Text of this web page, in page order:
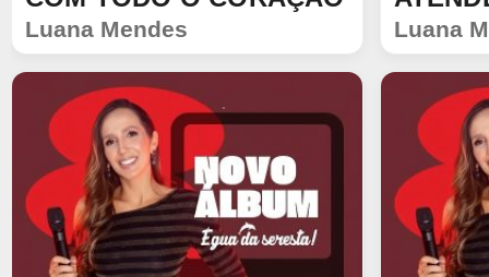
1540
168
Luana Mendes
1188
84
Luana